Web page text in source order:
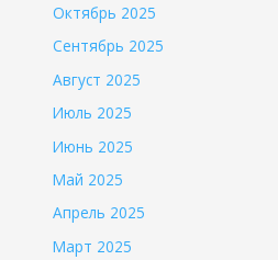
Октябрь 2025
Сентябрь 2025
Август 2025
Июль 2025
Июнь 2025
Май 2025
Апрель 2025
Март 2025